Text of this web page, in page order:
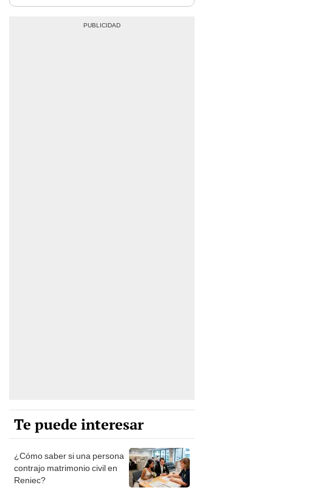
Te puede interesar
¿Cómo saber si una persona
contrajo matrimonio civil en
Reniec?